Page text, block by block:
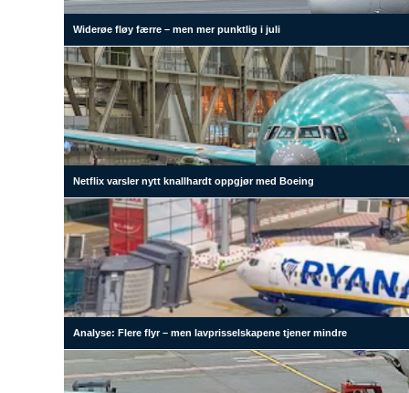
Widerøe fløy færre – men mer punktlig i juli
Netflix varsler nytt knallhardt oppgjør med Boeing
Analyse: Flere flyr – men lavprisselskapene tjener mindre